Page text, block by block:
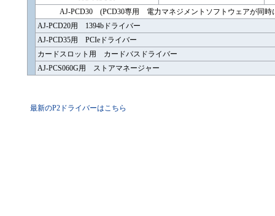
AJ-PCD30 (PCD30専用 電力マネジメントソフトウェアが同時
AJ-PCD20用 1394bドライバー
AJ-PCD35用 PCIeドライバー
カードスロット用 カードバスドライバー
AJ-PCS060G用 ストアマネージャー
最新のP2ドライバーはこちら